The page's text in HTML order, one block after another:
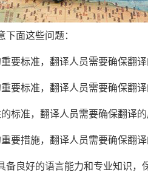
面这些问题：
要标准，翻译人员需要确保翻译
要标准，翻译人员需要确保翻
标准，翻译人员需要确保翻译
要措施，翻译人员需要确保翻
备良好的语言能力和专业知识，